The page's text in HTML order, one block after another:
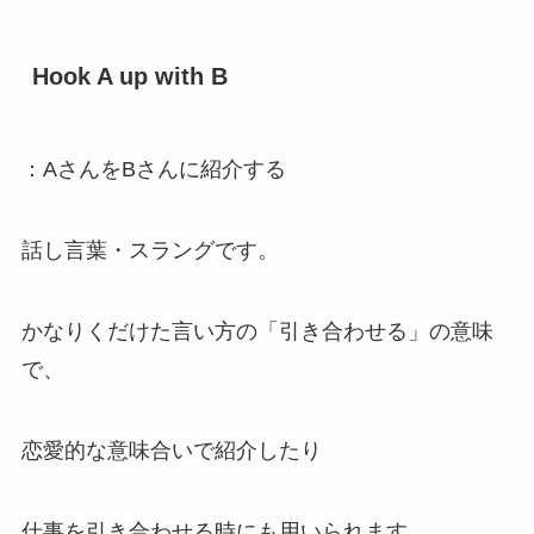
Hook A up with B
：AさんをBさんに紹介する
話し言葉・スラングです。
かなりくだけた言い方の「引き合わせる」の意味
で、
恋愛的な意味合いで紹介したり